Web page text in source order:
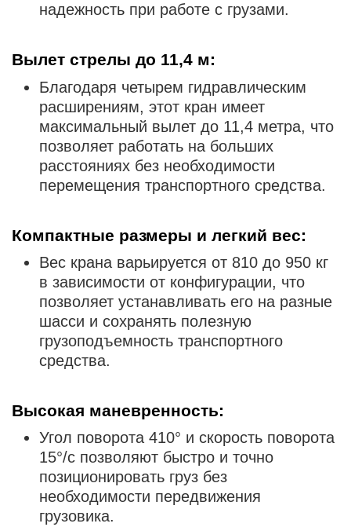
надежность при работе с грузами.
Вылет стрелы до 11,4 м:
Благодаря четырем гидравлическим
расширениям, этот кран имеет
максимальный вылет до 11,4 метра, что
позволяет работать на больших
расстояниях без необходимости
перемещения транспортного средства.
Компактные размеры и легкий вес:
Вес крана варьируется от 810 до 950 кг
в зависимости от конфигурации, что
позволяет устанавливать его на разные
шасси и сохранять полезную
грузоподъемность транспортного
средства.
Высокая маневренность:
Угол поворота 410° и скорость поворота
15°/с позволяют быстро и точно
позиционировать груз без
необходимости передвижения
грузовика.